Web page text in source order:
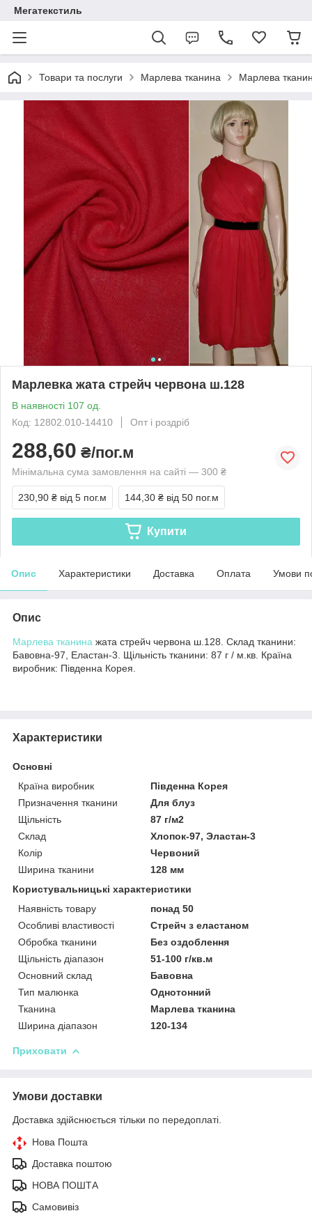
Мегатекстиль
Товари та послуги Марлева тканина Марлева
Марлевка жата стрейч червона ш.128
В наявності 107 од.
Код: 12802.010-14410
Опт і роздріб
288,60 ₴/пог.м
Мінімальна сума замовлення на сайті — 300 ₴
230,90 ₴ від 5 пог.м 144,30 ₴ від 50 пог.м
Купити
Опис Характеристики Доставка Оплата Умови
Опис
Марлева тканина жата стрейч червона ш.128. Склад тканини:
Бавовна-97, Еластан-3. Щільність тканини: 87 г / м.кв. Країна
виробник: Південна Корея.
Характеристики
Основні
Країна виробник
Південна Корея
Призначення тканини
Для блуз
Щільність
87 г/м2
Склад
Хлопок-97, Эластан-3
Колір
Червоний
Ширина тканини
128 мм
Користувальницькі характеристики
Наявність товару
понад 50
Особливі властивості
Стрейч з еластаном
Обробка тканини
Без оздоблення
Щільність діапазон
51-100 г/кв.м
Основний склад
Бавовна
Тип малюнка
Однотонний
Тканина
Марлева тканина
Ширина діапазон
120-134
Приховати
Умови доставки
Доставка здійснюється тільки по передоплаті.
Нова Пошта
Доставка поштою
НОВА ПОШТА
Самовивіз